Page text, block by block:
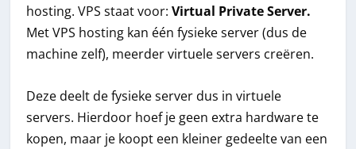
hosting. VPS staat voor:Virtual Private Server.
Met VPS hosting kan één fysieke server (dus de
machine zelf), meerder virtuele servers creëren.
Deze deelt de fysieke server dus in virtuele
servers. Hierdoor hoef je geen extra hardware te
kopen, maar je koopt een kleiner gedeelte van een